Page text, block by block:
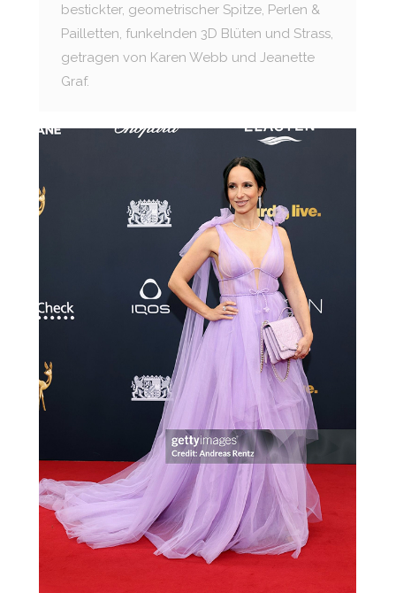
bestickter, geometrischer Spitze, Perlen &
Pailletten, funkelnden 3D Blüten und Strass,
getragen von Karen Webb und Jeanette
Graf.